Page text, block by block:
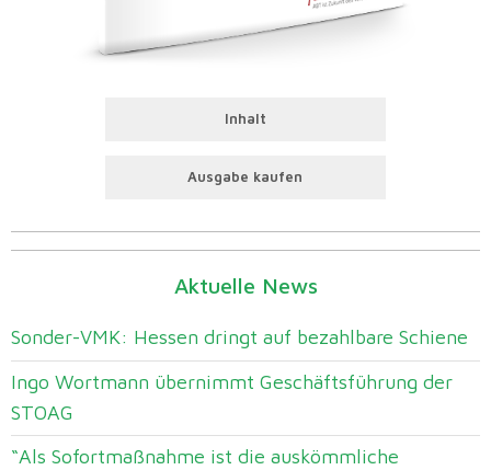
Inhalt
Ausgabe kaufen
Aktuelle News
Sonder-VMK: Hessen dringt auf bezahlbare Schiene
Ingo Wortmann übernimmt Geschäftsführung der
STOAG
“Als Sofortmaßnahme ist die auskömmliche